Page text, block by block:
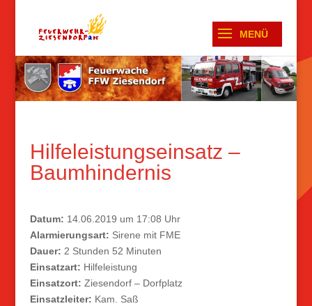
Hilfeleistungseinsatz –
Baumhindernis
Datum: 14.06.2019 um 17:08 Uhr
Alarmierungsart: Sirene mit FME
Dauer: 2 Stunden 52 Minuten
Einsatzart: Hilfeleistung
Einsatzort: Ziesendorf – Dorfplatz
Einsatzleiter: Kam. Saß